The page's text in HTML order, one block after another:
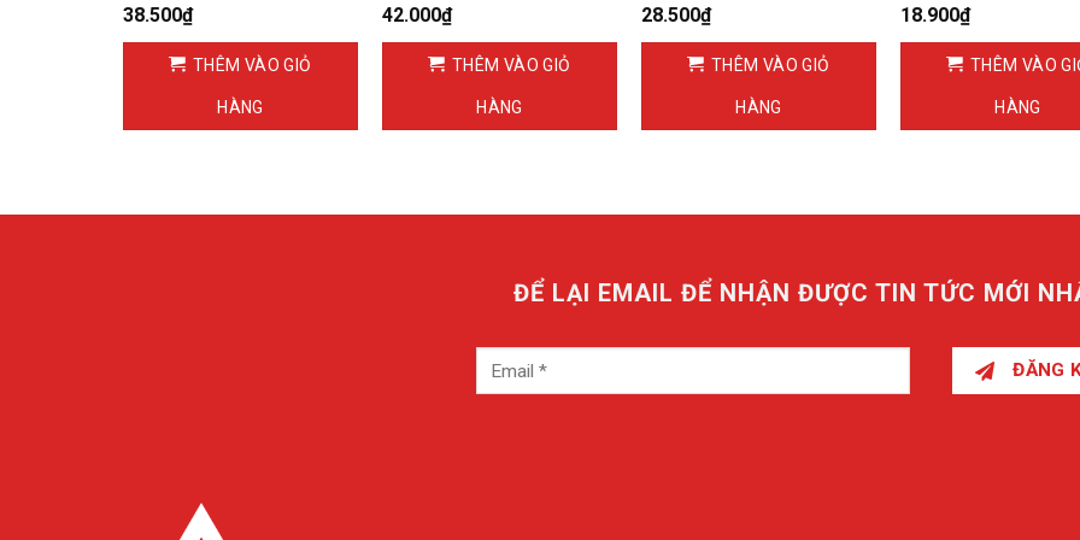
38.500₫
THÊM VÀO GIỎ
HÀNG
42.000₫
THÊM VÀO GIỎ
HÀNG
28.500₫
THÊM VÀO GIỎ
HÀNG
18.900₫
THÊM VÀO
HÀNG
ĐỂ LẠI EMAIL ĐỂ NHẬN ĐƯỢC TIN TỨC MỚI
ĐĂNG